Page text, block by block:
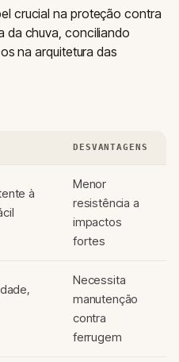
crucial na proteção contra
da chuva, conciliando
na arquitetura das
DESVANTAGENS
à
Menor
resistência a
impactos
fortes
Necessita
manutenção
contra
ferrugem